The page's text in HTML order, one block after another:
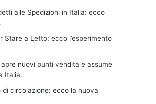
alle Spedizioni in Italia: ecco
Stare a Letto: ecco l’esperimento
nuovi punti vendita e assume
Italia.
di circolazione: ecco la nuova